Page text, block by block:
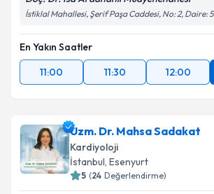
İstiklal Mahallesi, Şerif Paşa Caddesi, No: 2, Daire: 5
En Yakın Saatler
11:00
11:30 12:00
Uzm. Dr. Mahsa Sadakat
Kardiyoloji
İstanbul, Esenyurt
5 (24 Değerlendirme)